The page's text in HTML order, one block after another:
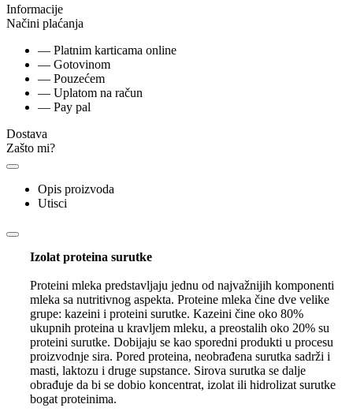
Informacije
Načini plaćanja
— Platnim karticama online
— Gotovinom
— Pouzećem
— Uplatom na račun
— Pay pal
Dostava
Zašto mi?
Opis proizvoda
Utisci
Izolat proteina surutke
Proteini mleka predstavljaju jednu od najvažnijih komponenti
mleka sa nutritivnog aspekta. Proteine mleka čine dve velike
grupe: kazeini i proteini surutke. Kazeini čine oko 80%
ukupnih proteina u kravljem mleku, a preostalih oko 20% su
proteini surutke. Dobijaju se kao sporedni produkti u procesu
proizvodnje sira. Pored proteina, neobrađena surutka sadrži i
masti, laktozu i druge supstance. Sirova surutka se dalje
obrađuje da bi se dobio koncentrat, izolat ili hidrolizat surutke
bogat proteinima.